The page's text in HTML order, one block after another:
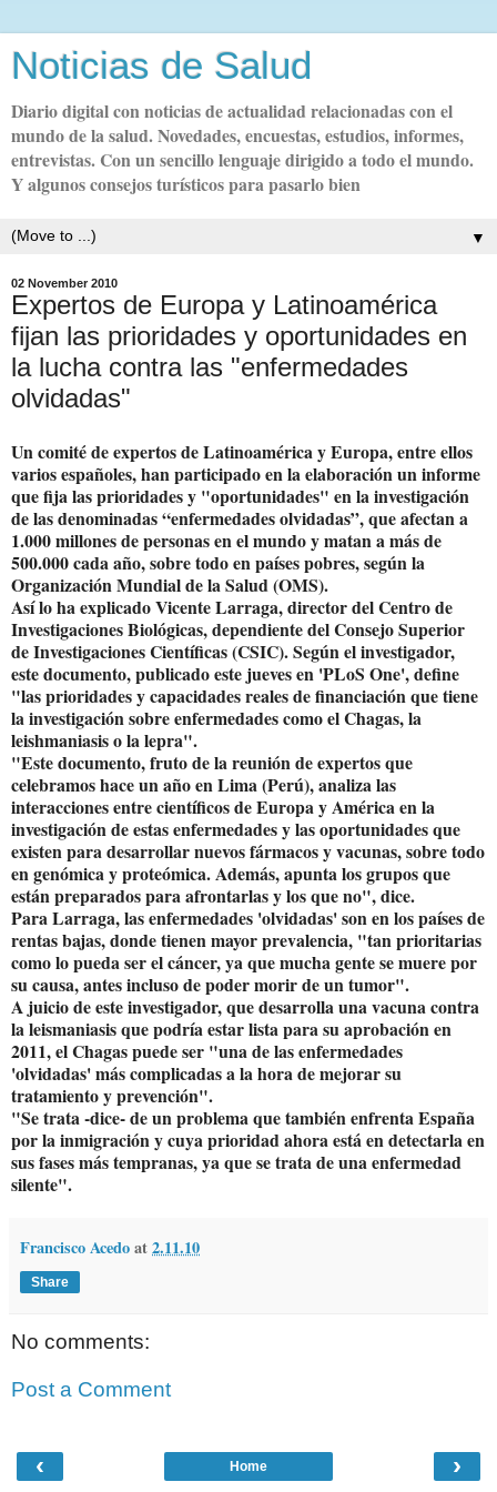
Noticias de Salud
Diario digital con noticias de actualidad relacionadas con el
mundo de la salud. Novedades, encuestas, estudios, informes,
entrevistas. Con un sencillo lenguaje dirigido a todo el mundo.
Y algunos consejos turísticos para pasarlo bien
▼
02 November 2010
Expertos de Europa y Latinoamérica
fijan las prioridades y oportunidades en
la lucha contra las "enfermedades
olvidadas"
Un comité de expertos de Latinoamérica y Europa, entre ellos
varios españoles, han participado en la elaboración un informe
que fija las prioridades y "oportunidades" en la investigación
de las denominadas “enfermedades olvidadas”, que afectan a
1.000 millones de personas en el mundo y matan a más de
500.000 cada año, sobre todo en países pobres, según la
Organización Mundial de la Salud (OMS).
Así lo ha explicado Vicente Larraga, director del Centro de
Investigaciones Biológicas, dependiente del Consejo Superior
de Investigaciones Científicas (CSIC). Según el investigador,
este documento, publicado este jueves en 'PLoS One', define
"las prioridades y capacidades reales de financiación que tiene
la investigación sobre enfermedades como el Chagas, la
leishmaniasis o la lepra".
"Este documento, fruto de la reunión de expertos que
celebramos hace un año en Lima (Perú), analiza las
interacciones entre científicos de Europa y América en la
investigación de estas enfermedades y las oportunidades que
existen para desarrollar nuevos fármacos y vacunas, sobre todo
en genómica y proteómica. Además, apunta los grupos que
están preparados para afrontarlas y los que no", dice.
Para Larraga, las enfermedades 'olvidadas' son en los países de
rentas bajas, donde tienen mayor prevalencia, "tan prioritarias
como lo pueda ser el cáncer, ya que mucha gente se muere por
su causa, antes incluso de poder morir de un tumor".
A juicio de este investigador, que desarrolla una vacuna contra
la leismaniasis que podría estar lista para su aprobación en
2011, el Chagas puede ser "una de las enfermedades
'olvidadas' más complicadas a la hora de mejorar su
tratamiento y prevención".
"Se trata -dice- de un problema que también enfrenta España
por la inmigración y cuya prioridad ahora está en detectarla en
sus fases más tempranas, ya que se trata de una enfermedad
silente".
Francisco Acedoat2.11.10
Share
No comments:
Post a Comment
‹ ›
Home